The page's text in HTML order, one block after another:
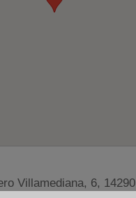
Villamediana, 6, 14290